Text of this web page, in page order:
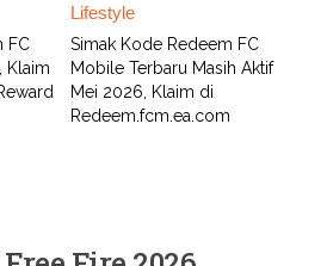
FC
Klaim
Lifestyle
Simak Kode Redeem FC
Mobile Terbaru Masih Aktif
Mei 2026, Klaim di
Redeem.fcm.ea.com